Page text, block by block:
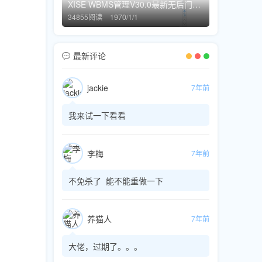
XISE WBMS管理V30.0最新无后门过狗过WAF版
34855阅读 1970/1/1
最新评论
jackie 7年前
我来试一下看看
李梅 7年前
不免杀了 能不能重做一下
养猫人 7年前
大佬，过期了。。。